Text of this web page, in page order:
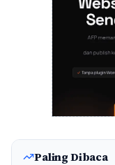
Paling Dibaca